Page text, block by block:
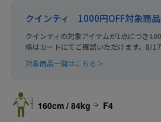
クインティ 1000円OFF対象商品
クインティの対象アイテムが1点につき
格はカートにてご確認いただけます。8/
対象商品一覧はこちら＞
160cm / 84kg F4